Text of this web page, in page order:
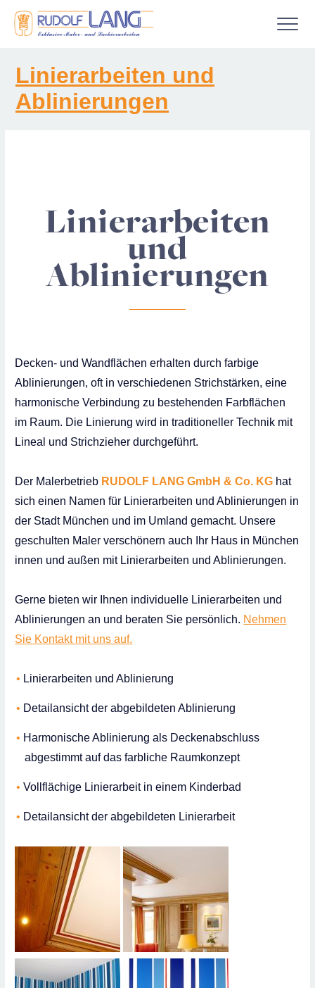
Maler­arbeiten
Außen­arbeiten
Linierarbeiten und
Ablinierungen
Linierarbeiten
und
Ablinierungen
Decken- und Wandflächen erhalten durch farbige
Ablinierungen, oft in verschiedenen Strichstärken, eine
harmonische Verbindung zu bestehenden Farbflächen
im Raum. Die Linierung wird in traditioneller Technik mit
Lineal und Strichzieher durchgeführt.
Der Malerbetrieb RUDOLF LANG GmbH & Co. KG hat
sich einen Namen für Linierarbeiten und Ablinierungen in
der Stadt München und im Umland gemacht. Unsere
geschulten Maler verschönern auch Ihr Haus in München
innen und außen mit Linierarbeiten und Ablinierungen.
Gerne bieten wir Ihnen individuelle Linierarbeiten und
Ablinierungen an und beraten Sie persönlich. Nehmen
Sie Kontakt mit uns auf.
Linierarbeiten und Ablinierung
Detailansicht der abgebildeten Ablinierung
Harmonische Ablinierung als Deckenabschluss
abgestimmt auf das farbliche Raumkonzept
Vollflächige Linierarbeit in einem Kinderbad
Detailansicht der abgebildeten Linierarbeit